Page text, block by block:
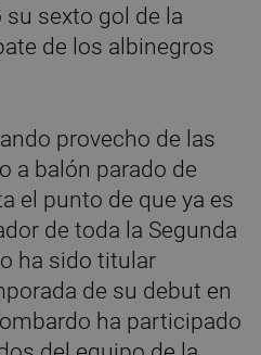
sexto gol de la
de los albinegros
provecho de las
a balón parado de
el punto de que ya es
de toda la Segunda
ha sido titular
de su debut en
ha participado